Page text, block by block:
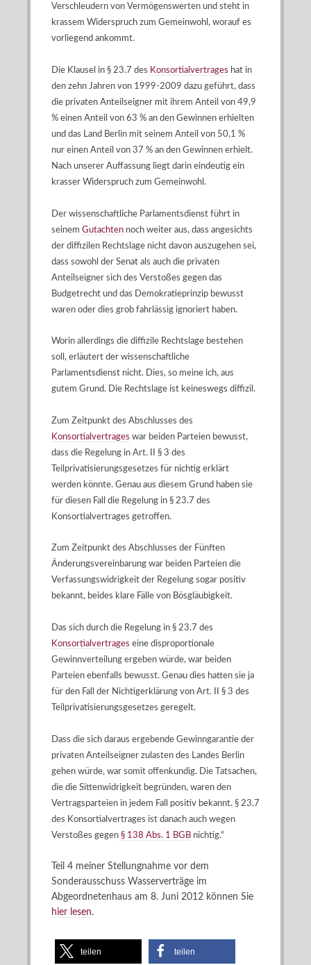
Verschleudern von Vermögenswerten und steht in
krassem Widerspruch zum Gemeinwohl, worauf es
vorliegend ankommt.
Die Klausel in § 23.7 des Konsortialvertrages hat in
den zehn Jahren von 1999-2009 dazu geführt, dass
die privaten Anteilseigner mit ihrem Anteil von 49,9
% einen Anteil von 63 % an den Gewinnen erhielten
und das Land Berlin mit seinem Anteil von 50,1 %
nur einen Anteil von 37 % an den Gewinnen erhielt.
Nach unserer Auffassung liegt darin eindeutig ein
krasser Widerspruch zum Gemeinwohl.
Der wissenschaftliche Parlamentsdienst führt in
seinem Gutachten noch weiter aus, dass angesichts
der diffizilen Rechtslage nicht davon auszugehen sei,
dass sowohl der Senat als auch die privaten
Anteilseigner sich des Verstoßes gegen das
Budgetrecht und das Demokratieprinzip bewusst
waren oder dies grob fahrlässig ignoriert haben.
Worin allerdings die diffizile Rechtslage bestehen
soll, erläutert der wissenschaftliche
Parlamentsdienst nicht. Dies, so meine ich, aus
gutem Grund. Die Rechtslage ist keineswegs diffizil.
Zum Zeitpunkt des Abschlusses des
Konsortialvertrages war beiden Parteien bewusst,
dass die Regelung in Art. II § 3 des
Teilprivatisierungsgesetzes für nichtig erklärt
werden könnte. Genau aus diesem Grund haben sie
für diesen Fall die Regelung in § 23.7 des
Konsortialvertrages getroffen.
Zum Zeitpunkt des Abschlusses der Fünften
Änderungsvereinbarung war beiden Parteien die
Verfassungswidrigkeit der Regelung sogar positiv
bekannt, beides klare Fälle von Bösgläubigkeit.
Das sich durch die Regelung in § 23.7 des
Konsortialvertrages eine disproportionale
Gewinnverteilung ergeben würde, war beiden
Parteien ebenfalls bewusst. Genau dies hatten sie ja
für den Fall der Nichtigerklärung von Art. II § 3 des
Teilprivatisierungsgesetzes geregelt.
Dass die sich daraus ergebende Gewinngarantie der
privaten Anteilseigner zulasten des Landes Berlin
gehen würde, war somit offenkundig. Die Tatsachen,
die die Sittenwidrigkeit begründen, waren den
Vertragsparteien in jedem Fall positiv bekannt. § 23.7
des Konsortialvertrages ist danach auch wegen
Verstoßes gegen § 138 Abs. 1 BGB nichtig.“
Teil 4 meiner Stellungnahme vor dem
Sonderausschuss Wasserverträge im
Abgeordnetenhaus am 8. Juni 2012 können Sie
hier lesen.
teilen teilen